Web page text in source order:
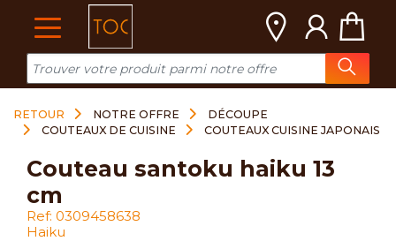
RETOUR NOTRE OFFRE
DÉCOUPE
COUTEAUX DE CUISINE
COUTEAUX CUISINE JAPONAIS
couteau santoku haiku 13
cm
Ref: 0309458638
Haiku
Cookies management panel